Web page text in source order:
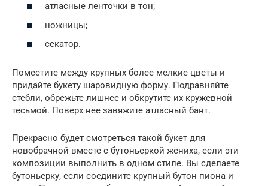
атласные ленточки в тон;
ножницы;
секатор.
Поместите между крупных более мелкие цветы и
придайте букету шаровидную форму. Подравняйте
стебли, обрежьте лишнее и обкрутите их кружевной
тесьмой. Поверх нее завяжите атласный бант.
Прекрасно будет смотреться такой букет для
новобрачной вместе с бутоньеркой жениха, если эти
композиции выполнить в одном стиле. Вы сделаете
бутоньерку, если соедините крупный бутон пиона и